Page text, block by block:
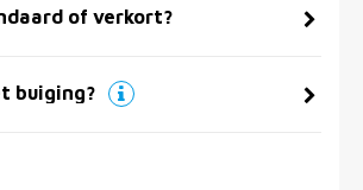
of verkort?
buiging?